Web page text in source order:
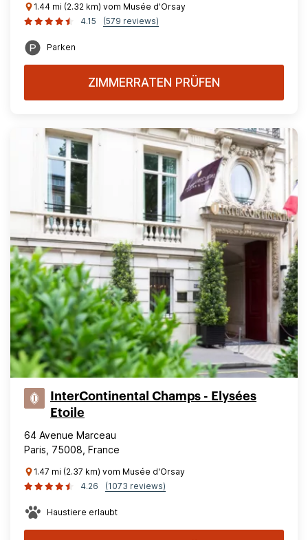
1.44 mi (2.32 km) vom Musée d'Orsay
4.15
(579 reviews)
Parken
ZIMMERRATEN PRÜFEN
InterContinental Champs - Elysées
Etoile
64 Avenue Marceau
Paris, 75008, France
1.47 mi (2.37 km) vom Musée d'Orsay
4.26
(1073 reviews)
Haustiere erlaubt